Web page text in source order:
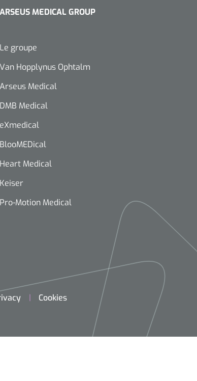
ARSEUS MEDICAL GROUP
Le groupe
Van Hopplynus Ophtalm
Arseus Medical
DMB Medical
eXmedical
BlooMEDical
Heart Medical
Keiser
Pro-Motion Medical
Cookies